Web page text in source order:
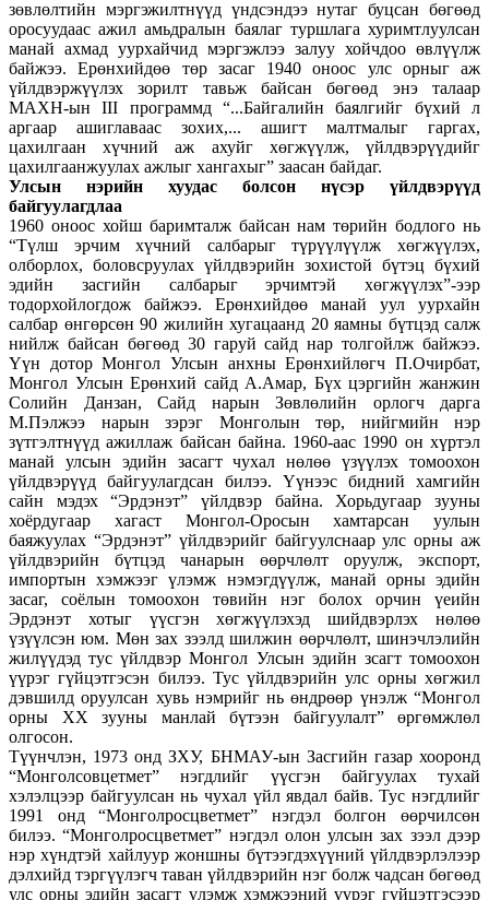
зөвлөлтийн мэргэжилтнүүд үндсэндээ нутаг буцсан бөгөөд
оросуудаас ажил амьдралын баялаг туршлага хуримтлуулсан
манай ахмад уурхайчид мэргэжлээ залуу хойчдоо өвлүүлж
байжээ. Ерөнхийдөө төр засаг 1940 оноос улс орныг аж
үйлдвэржүүлэх зорилт тавьж байсан бөгөөд энэ талаар
МАХН-ын III программд “...Байгалийн баялгийг бүхий л
аргаар ашиглаваас зохих,... ашигт малтмалыг гаргах,
цахилгаан хүчний аж ахуйг хөгжүүлж, үйлдвэрүүдийг
цахилгаанжуулах ажлыг хангахыг” заасан байдаг.
Улсын нэрийн хуудас болсон нүсэр үйлдвэрүүд
байгуулагдлаа
1960 оноос хойш баримталж байсан нам төрийн бодлого нь
“Түлш эрчим хүчний салбарыг түрүүлүүлж хөгжүүлэх,
олборлох, боловсруулах үйлдвэрийн зохистой бүтэц бүхий
эдийн засгийн салбарыг эрчимтэй хөгжүүлэх”-ээр
тодорхойлогдож байжээ. Ерөнхийдөө манай уул уурхайн
салбар өнгөрсөн 90 жилийн хугацаанд 20 яамны бүтцэд салж
нийлж байсан бөгөөд 30 гаруй сайд нар толгойлж байжээ.
Үүн дотор Монгол Улсын анхны Ерөнхийлөгч П.Очирбат,
Монгол Улсын Ерөнхий сайд А.Амар, Бүх цэргийн жанжин
Солийн Данзан, Сайд нарын Зөвлөлийн орлогч дарга
М.Пэлжээ нарын зэрэг Монголын төр, нийгмийн нэр
зүтгэлтнүүд ажиллаж байсан байна. 1960-аас 1990 он хүртэл
манай улсын эдийн засагт чухал нөлөө үзүүлэх томоохон
үйлдвэрүүд байгуулагдсан билээ. Үүнээс бидний хамгийн
сайн мэдэх “Эрдэнэт” үйлдвэр байна. Хорьдугаар зууны
хоёрдугаар хагаст Монгол-Оросын хамтарсан уулын
баяжуулах “Эрдэнэт” үйлдвэрийг байгуулснаар улс орны аж
үйлдвэрийн бүтцэд чанарын өөрчлөлт оруулж, экспорт,
импортын хэмжээг үлэмж нэмэгдүүлж, манай орны эдийн
засаг, соёлын томоохон төвийн нэг болох орчин үеийн
Эрдэнэт хотыг үүсгэн хөгжүүлэхэд шийдвэрлэх нөлөө
үзүүлсэн юм. Мөн зах зээлд шилжин өөрчлөлт, шинэчлэлийн
жилүүдэд тус үйлдвэр Монгол Улсын эдийн зсагт томоохон
үүрэг гүйцэтгэсэн билээ. Тус үйлдвэрийн улс орны хөгжил
дэвшилд оруулсан хувь нэмрийг нь өндрөөр үнэлж “Монгол
орны XX зууны манлай бүтээн байгуулалт” өргөмжлөл
олгосон.
Түүнчлэн, 1973 онд ЗХУ, БНМАУ-ын Засгийн газар хооронд
“Монголсовцетмет” нэгдлийг үүсгэн байгуулах тухай
хэлэлцээр байгуулсан нь чухал үйл явдал байв. Тус нэгдлийг
1991 онд “Монголросцветмет” нэгдэл болгон өөрчилсөн
билээ. “Монголросцветмет” нэгдэл олон улсын зах зээл дээр
нэр хүндтэй хайлуур жоншны бүтээгдэхүүний үйлдвэрлэлээр
дэлхийд тэргүүлэгч таван үйлдвэрийн нэг болж чадсан бөгөөд
улс орны эдийн засагт үлэмж хэмжээний үүрэг гүйцэтгэсээр